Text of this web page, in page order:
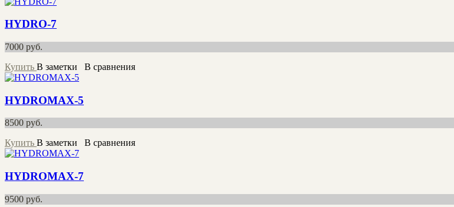
HYDRO-7
7000 руб.
Купить В заметки В сравнения
HYDROMAX-5
8500 руб.
Купить В заметки В сравнения
HYDROMAX-7
9500 руб.